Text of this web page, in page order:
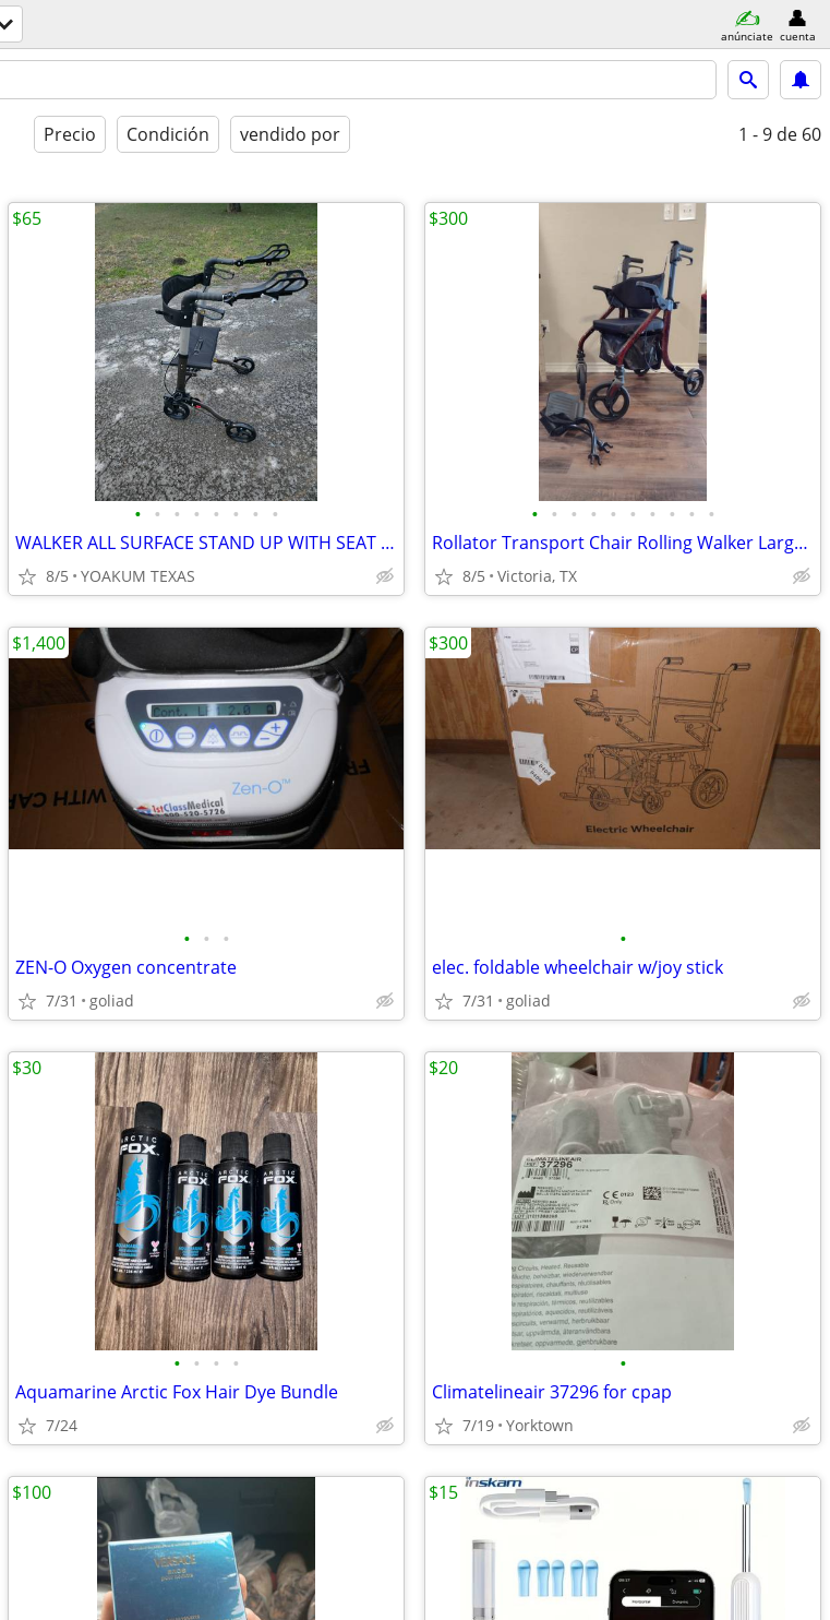
anúnciate cuenta
Precio Condición vendido por 1 - 9 de 60
• • • • • • • •
WALKER ALL SURFACE STAND UP WITH SEAT FULLY ADJUSTABLE
8/5 YOAKUM TEXAS
$65
• • • • • • • • • •
Rollator Transport Chair Rolling Walker Larger Wheels 2 in 1 NEW
8/5 Victoria, TX
$300
• • •
ZEN-O Oxygen concentrate
7/31 goliad
$1,400
•
elec. foldable wheelchair w/joy stick
7/31 goliad
$300
• • • •
Aquamarine Arctic Fox Hair Dye Bundle
7/24
$30
•
Climatelineair 37296 for cpap
7/19 Yorktown
$20
$100 $15